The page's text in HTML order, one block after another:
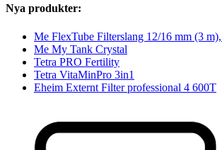
Nya produkter:
Me FlexTube Filterslang 12/16 mm (3
Me My Tank Crystal
Tetra PRO Fertility
Tetra VitaMinPro 3in1
Eheim Externt Filter professional 4 600T